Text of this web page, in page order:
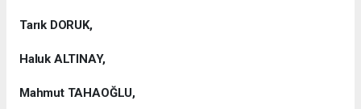
Tarık DORUK,
Haluk ALTINAY,
Mahmut TAHAOĞLU,